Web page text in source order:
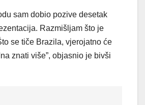
sam dobio pozive desetak
Razmišljam što je
se tiče Brazila, vjerojatno će
znati više”, objasnio je bivši